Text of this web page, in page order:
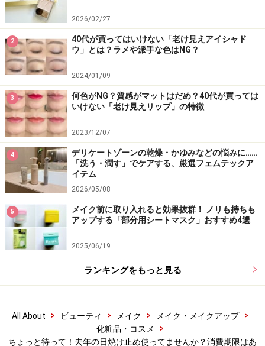
※記事内容は執筆時点のものです。最新の内容をご確認くださ
い。
※個人の体質、また、誤った方法による実践に起因して肌荒れや
不調を引き起こす場合があります。実践の際には、必ず自身の体
質及び健康状態を十分に考慮し、正しい方法で行ってください。
また、全ての方への有効性を保証するものではありません。
【編集部おすすめの購入サイト】
Amazonで化粧品・コスメをチェック！
楽天市場で人気のコスメをチェック！
2026/02/27
2
40代が買ってはいけない「老け見えアイシャド
ウ」とは？ラメや派手な色はNG？
2024/01/09
3
何色がNG？質感がマットはだめ？40代が買っては
いけない「老け見えリップ」の特徴
2023/12/07
4
デリケートゾーンの乾燥・かゆみなどの悩みに……
「洗う・潤す」でケアする、厳選フェムテックア
イテム
2026/05/08
5
メイク前に取り入れると効果抜群！ ノリも持ちも
アップする「部分用シートマスク」おすすめ4選
2025/06/19
ランキングをもっと見る
All About > ビューティ > メイク > メイク・メイクアップ
>
化粧品・コスメ
>
ちょっと待って！去年の日焼け止め使ってませんか？消費期限はあ